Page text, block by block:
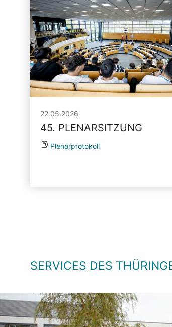
22.05.2026
45. PLENARSITZUNG
Plenarprotokoll
SERVICES DES